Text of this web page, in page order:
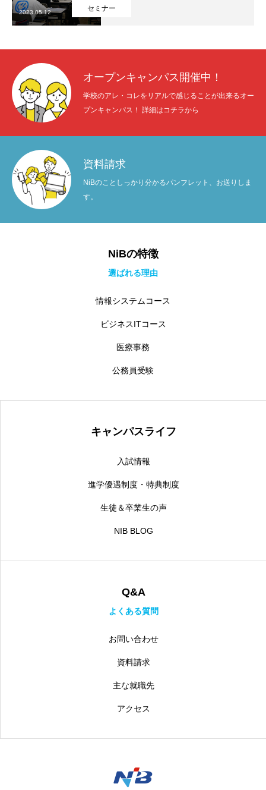
セミナー
2023.05.12
オープンキャンパス開催中！
学校のアレ・コレをリアルで感じることが出来るオー
プンキャンパス！ 詳細はコチラから
資料請求
NiBのことしっかり分かるパンフレット、お送りしま
す。
NiBの特徴
選ばれる理由
情報システムコース
ビジネスITコース
医療事務
公務員受験
キャンパスライフ
入試情報
進学優遇制度・特典制度
生徒＆卒業生の声
NIB BLOG
Q&A
よくある質問
お問い合わせ
資料請求
主な就職先
アクセス